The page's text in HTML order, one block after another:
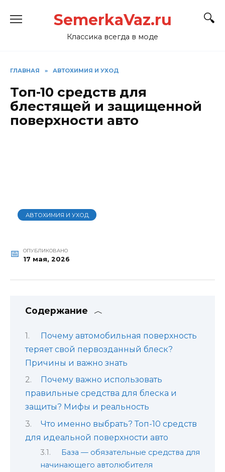
SemerkaVaz.ru
Классика всегда в моде
ГЛАВНАЯ » АВТОХИМИЯ И УХОД
Топ-10 средств для
блестящей и защищенной
поверхности авто
АВТОХИМИЯ И УХОД
ОПУБЛИКОВАНО
17 мая, 2026
Содержание
Почему автомобильная поверхность
теряет свой первозданный блеск?
Причины и важно знать
Почему важно использовать
правильные средства для блеска и
защиты? Мифы и реальность
Что именно выбрать? Топ-10 средств
для идеальной поверхности авто
База — обязательные средства для
начинающего автолюбителя